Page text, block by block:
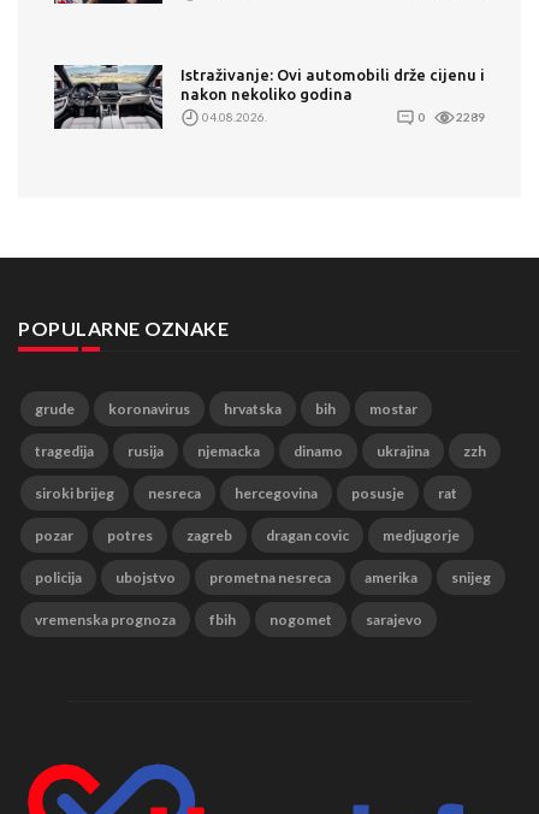
Istraživanje: Ovi automobili drže cijenu i
nakon nekoliko godina
04.08.2026. 0 2289
POPULARNE OZNAKE
grude koronavirus hrvatska bih mostar
tragedija rusija njemacka dinamo ukrajina zzh
siroki brijeg nesreca hercegovina posusje rat
pozar potres zagreb dragan covic medjugorje
policija ubojstvo prometna nesreca amerika snijeg
vremenska prognoza fbih nogomet sarajevo